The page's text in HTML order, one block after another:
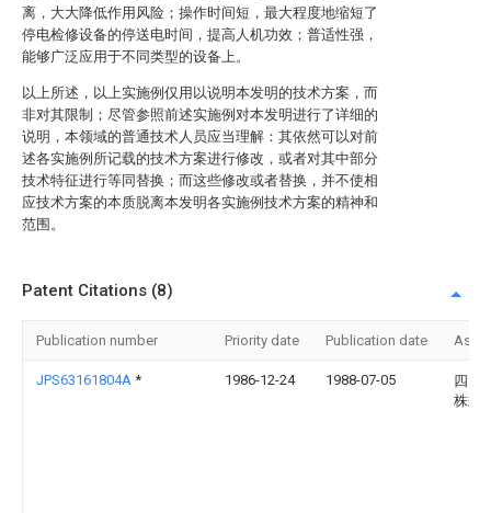
离，大大降低作用风险；操作时间短，最大程度地缩短了
停电检修设备的停送电时间，提高人机功效；普适性强，
能够广泛应用于不同类型的设备上。
以上所述，以上实施例仅用以说明本发明的技术方案，而
非对其限制；尽管参照前述实施例对本发明进行了详细的
说明，本领域的普通技术人员应当理解：其依然可以对前
述各实施例所记载的技术方案进行修改，或者对其中部分
技术特征进行等同替换；而这些修改或者替换，并不使相
应技术方案的本质脱离本发明各实施例技术方案的精神和
范围。
Patent Citations (8)
Publication number Priority date Publication date
JPS63161804A * 1986-12-24 1988-07-05
四国
株式